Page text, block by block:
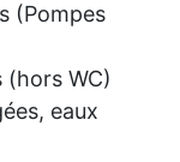
(Pompes
(hors WC)
eaux